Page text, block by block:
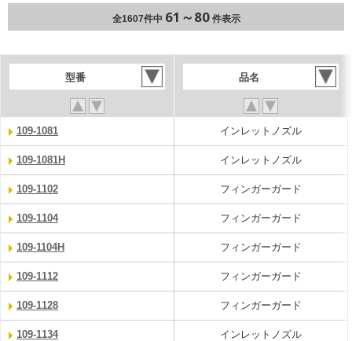
全1607件中 61～80件表示
型番 品名
109-1081 インレットノズル
109-1081H インレットノズル
109-1102 フィンガーガード
109-1104 フィンガーガード
109-1104H フィンガーガード
109-1112 フィンガーガード
109-1128 フィンガーガード
109-1134 インレットノズル